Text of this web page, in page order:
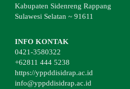
Kabupaten Sidenreng Rappang
Sulawesi Selatan ~ 91611
INFO KONTAK
0421-3580322
+62811 444 5238
https://yppddisidrap.ac.id
info@yppddisidrap.ac.id